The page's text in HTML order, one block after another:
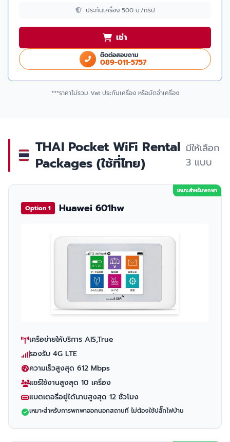
ประกันเครื่อง 500 บ./ทริป
เช่า
ติดต่อสอบถาม
089-011-5757
***ราคาไม่รวม Vat ประกันเครื่อง หรือมัดจำเครื่อง
THAI Pocket WiFi Rental
Packages (ใช้ที่ไทย)
มีให้เลือก
3 แบบ
เหมาะสำหรับพกพา
Option 1 Huawei 601hw
เครือข่ายให้บริการ AIS,True
รองรับ 4G LTE
ความเร็วสูงสุด 612 Mbps
แชร์ใช้งานสูงสุด 10 เครื่อง
แบตเตอรี่อยู่ได้นานสูงสุด 12 ชั่วโมง
เหมาะสำหรับการพกพาออกนอกสถานที่ ไม่ต้องใช้ปลั๊กไฟบ้าน